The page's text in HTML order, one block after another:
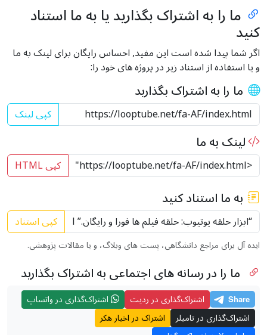
ما را به اشتراک بگذارید یا به ما استناد
کنید
اگر شما پیدا شده است این مفید, احساس رایگان برای لینک به ما
و یا استفاده از استناد زیر در پروژه های خود را:
ما را به اشتراک بگذارید
کپی لینک
لینک به ما
کپی HTML
به ما استناد کنید
کپی استناد
ایده آل برای مراجع دانشگاهی، پست های وبلاگ، و یا مقالات پژوهشی.
ما را در رسانه های اجتماعی به اشتراک بگذارید
اشتراک‌گذاری در ردیت
اشتراک‌گذاری در واتساپ
اشتراک‌گذاری در تامبلر
اشتراک در اخبار هکر